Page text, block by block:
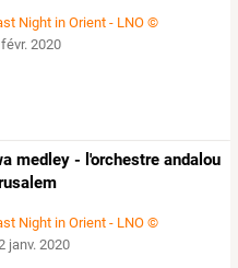
Night in Orient - LNO ©
2020
medley - l'orchestre andalou
Night in Orient - LNO ©
janv. 2020